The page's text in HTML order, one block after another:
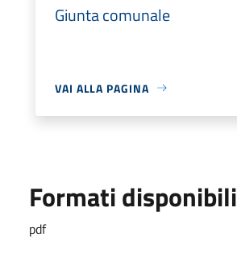
Giunta comunale
VAI ALLA PAGINA
Formati disponibili
pdf